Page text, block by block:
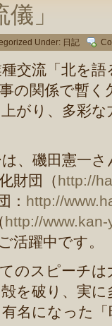
」
Under: 日記
交流「北を語
の関係で暫
がり、多彩
、磯田憲一さ
財団（http://
： http://
http://
活躍中です。
のスピーチは
を破り、実
名になった